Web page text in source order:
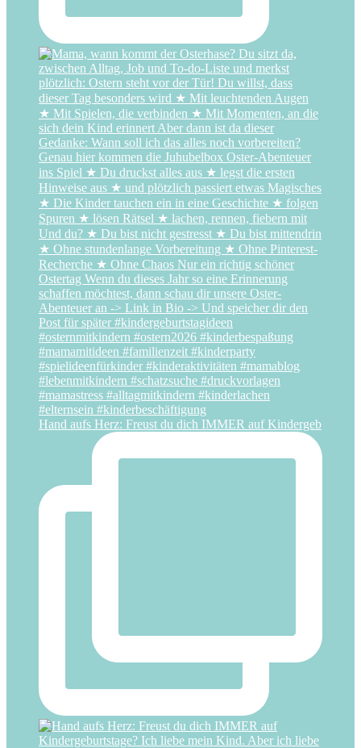
Hand aufs Herz: Freust du dich IMMER auf Kindergeb